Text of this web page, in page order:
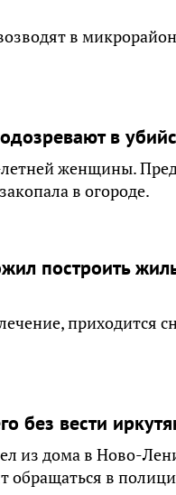
в
в
женщины.
в огороде.
построить
приходится
без вести
из дома в Ново-
обращаться в